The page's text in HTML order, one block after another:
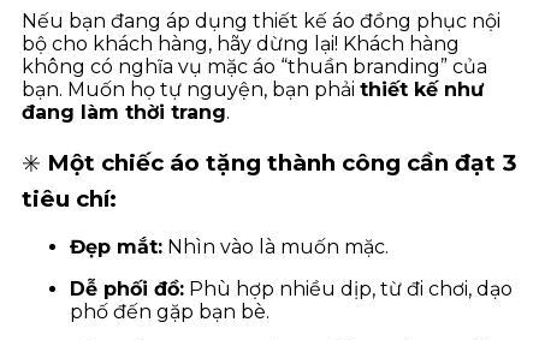
Nếu bạn đang áp dụng thiết kế áo đồng phục nội
bộ cho khách hàng, hãy dừng lại! Khách hàng
không có nghĩa vụ mặc áo “thuần branding” của
bạn. Muốn họ tự nguyện, bạn phải thiết kế như
đang làm thời trang.
✳️ Một chiếc áo tặng thành công cần đạt 3
tiêu chí:
Đẹp mắt: Nhìn vào là muốn mặc.
Dễ phối đồ: Phù hợp nhiều dịp, từ đi chơi, dạo
phố đến gặp bạn bè.